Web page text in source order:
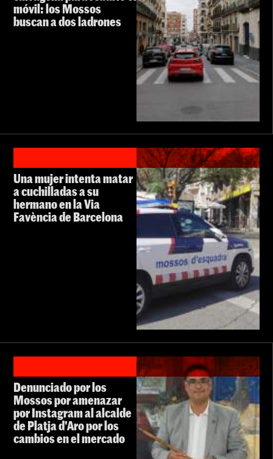
móvil: los Mossos
buscan a dos ladrones
Una mujer intenta matar
a cuchilladas a su
hermano en la Via
Favència de Barcelona
Denunciado por los
Mossos por amenazar
por Instagram al alcalde
de Platja d'Aro por los
cambios en el mercado